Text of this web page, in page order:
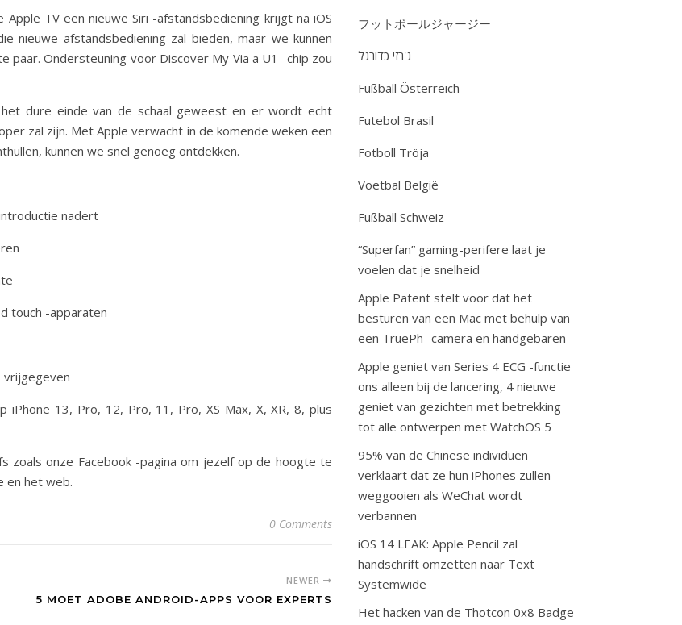
TV een nieuwe Siri -afstandsbediening krijgt na iOS
afstandsbediening zal bieden, maar we kunnen
Ondersteuning voor Discover My Via a U1 -chip zou
dure einde van de schaal geweest en er wordt echt
zal zijn. Met Apple verwacht in de komende weken een
kunnen we snel genoeg ontdekken.
nadert
touch -apparaten
vrijgegeven
iPhone 13, Pro, 12, Pro, 11, Pro, XS Max, X, XR, 8, plus
zoals onze Facebook -pagina om jezelf op de hoogte te
en het web.
0 Comments
NEWER
5 MOET ADOBE ANDROID-APPS VOOR EXPERTS
フットボールジャージー
ג'רזי כדורגל
Fußball Österreich
Futebol Brasil
Fotboll Tröja
Voetbal België
Fußball Schweiz
“Superfan” gaming-perifere laat je
voelen dat je snelheid
Apple Patent stelt voor dat het
besturen van een Mac met behulp van
een TruePh -camera en handgebaren
Apple geniet van Series 4 ECG -functie
ons alleen bij de lancering, 4 nieuwe
geniet van gezichten met betrekking
tot alle ontwerpen met WatchOS 5
95% van de Chinese individuen
verklaart dat ze hun iPhones zullen
weggooien als WeChat wordt
verbannen
iOS 14 LEAK: Apple Pencil zal
handschrift omzetten naar Text
Systemwide
Het hacken van de Thotcon 0x8 Badge